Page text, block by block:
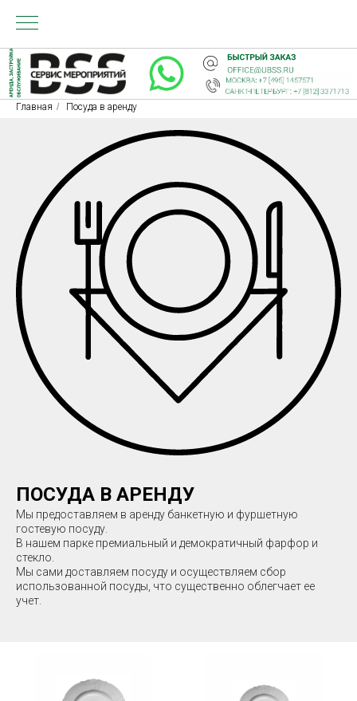
Главная / Посуда в аренду
ПОСУДА В АРЕНДУ
Мы предоставляем в аренду банкетную и фуршетную
гостевую посуду.
В нашем парке премиальный и демократичный фарфор и
стекло.
Мы сами доставляем посуду и осуществляем сбор
использованной посуды, что существенно облегчает ее
учет.